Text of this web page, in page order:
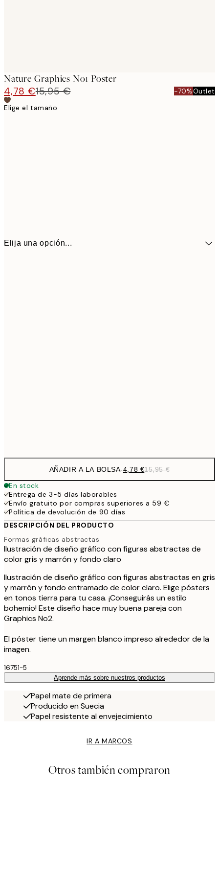
Nature Graphics No1 Poster
4,78 €15,95 € -70%Outlet
Elige el tamaño
Elija una opción...
AÑADIR A LA BOLSA-4,78 €15,95 €
En stock
Entrega de 3-5 días laborables
Envío gratuito por compras superiores a 59 €
Política de devolución de 90 días
DESCRIPCIÓN DEL PRODUCTO
Formas gráficas abstractas
Ilustración de diseño gráfico con figuras abstractas de
color gris y marrón y fondo claro
Ilustración de diseño gráfico con figuras abstractas en gris
y marrón y fondo entramado de color claro. Elige pósters
en tonos tierra para tu casa. ¡Conseguirás un estilo
bohemio! Este diseño hace muy buena pareja con
Graphics No2.
El póster tiene un margen blanco impreso alrededor de la
imagen.
16751-5
Aprende más sobre nuestros productos
Papel mate de primera
Producido en Suecia
Papel resistente al envejecimiento
IR A MARCOS
Otros también compraron